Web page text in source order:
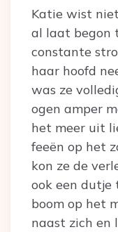
Katie wist
al laat begon
constante
haar hoofd
was ze
ogen amper
het meer uit
feeën op het
kon ze de
ook een dutje
boom op het
naast zich en